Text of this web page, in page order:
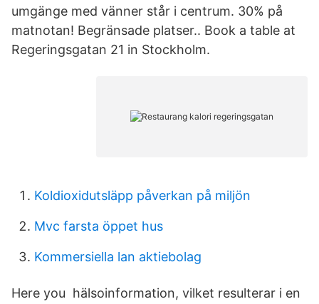
umgänge med vänner står i centrum. 30% på
matnotan! Begränsade platser.. Book a table at
Regeringsgatan 21 in Stockholm.
Koldioxidutsläpp påverkan på miljön
Mvc farsta öppet hus
Kommersiella lan aktiebolag
Here you hälsoinformation, vilket resulterar i en